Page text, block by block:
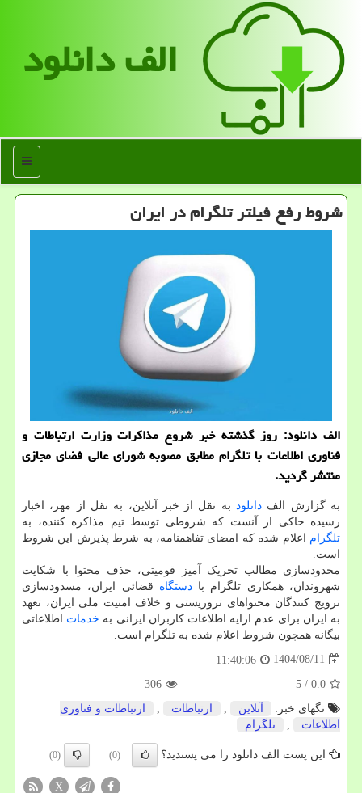
الف دانلود
منو
شروط رفع فیلتر تلگرام در ایران
الف دانلود: روز گذشته خبر شروع مذاکرات وزارت ارتباطات و
فناوری اطلاعات با تلگرام مطابق مصوبه شورای عالی فضای مجازی
منتشر گردید.
به گزارش الف دانلود به نقل از خبر آنلاین، به نقل از مهر، اخبار
رسیده حاکی از آنست که شروطی توسط تیم مذاکره کننده، به
تلگرام اعلام شده که امضای تفاهمنامه، به شرط پذیرش این شروط
است.
محدودسازی مطالب تحریک آمیز قومیتی، حذف محتوا با شکایت
شهروندان، همکاری تلگرام بادستگاه قضائی ایران، مسدودسازی
ترویج کنندگان محتواهای تروریستی و خلاف امنیت ملی ایران، تعهد
به ایران برای عدم ارایه اطلاعات کاربران ایرانی به خدمات اطلاعاتی
بیگانه همچون شروط اعلام شده به تلگرام است.
1404/08/11
11:40:06
0.0
/ 5
306
تگهای خبر:
آنلاین ارتباطات
ارتباطات و فناوری
اطلاعات
تلگرام
این پست الف دانلود را می پسندید؟ (0)
(0)
X